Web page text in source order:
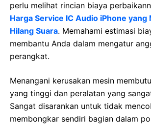
perlu melihat rincian biaya
Harga Service IC Audio iPhone yang
Hilang Suara. Memahami estimasi
membantu Anda dalam mengatur
perangkat.
Menangani kerusakan mesin
yang tinggi dan peralatan yang
Sangat disarankan untuk tidak
membongkar sendiri bagian dalam